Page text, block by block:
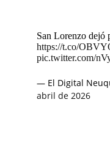
San Lorenzo dejó
https://t.co/
pic.twitter.com/
— El Digital
abril de 2026